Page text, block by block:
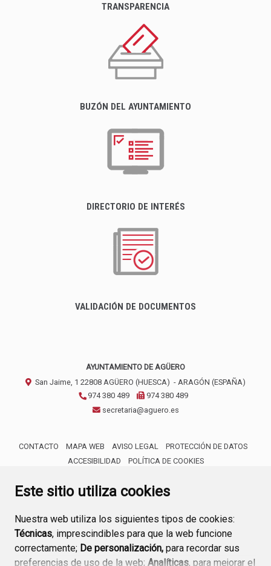
Este sitio utiliza cookies
Nuestra web utiliza los siguientes tipos de cookies:
Técnicas, imprescindibles para que la web funcione
correctamente; De personalización, para recordar sus
preferencias de uso de la web; Analíticas, para mejorar el
TRANSPARENCIA
BUZÓN DEL AYUNTAMIENTO
DIRECTORIO DE INTERÉS
VALIDACIÓN DE DOCUMENTOS
AYUNTAMIENTO DE AGÜERO
San Jaime, 1 22808 AGÜERO (HUESCA) - ARAGÓN (ESPAÑA)
974 380 489
974 380 489
secretaria@aguero.es
CONTACTO MAPA WEB AVISO LEGAL
PROTECCIÓN DE DATOS
ACCESIBILIDAD
POLÍTICA DE COOKIES